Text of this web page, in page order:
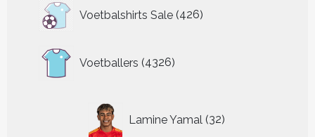
Voetbalshirts Sale 426
426
producten
Voetballers 4326
producten
Lamine Yamal 32
producten